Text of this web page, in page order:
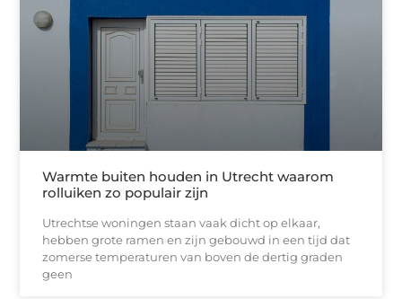
Warmte buiten houden in Utrecht waarom
rolluiken zo populair zijn
Utrechtse woningen staan vaak dicht op elkaar,
hebben grote ramen en zijn gebouwd in een tijd dat
zomerse temperaturen van boven de dertig graden
geen